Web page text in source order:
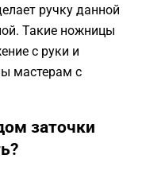
ручку данной
Такие ножницы
с руки и
мастерам с
заточки